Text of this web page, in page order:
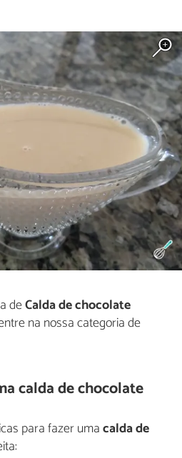
deCalda de chocolate
na nossa categoria de
calda de chocolate
para fazer umacalda de